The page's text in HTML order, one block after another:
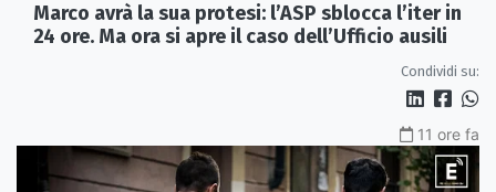
Marco avrà la sua protesi: l’ASP sblocca l’iter in
24 ore. Ma ora si apre il caso dell’Ufficio ausili
Condividi su:
11 ore fa